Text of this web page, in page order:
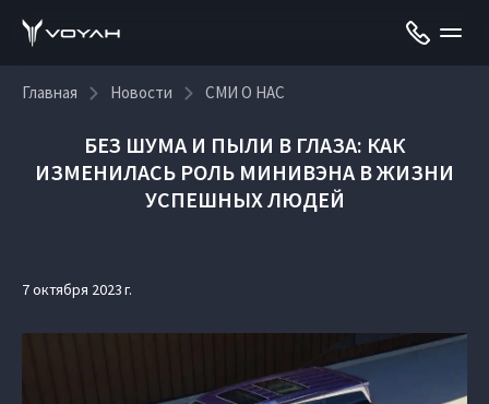
Главная Новости СМИ О НАС
БЕЗ ШУМА И ПЫЛИ В ГЛАЗА: КАК
ИЗМЕНИЛАСЬ РОЛЬ МИНИВЭНА В ЖИЗНИ
УСПЕШНЫХ ЛЮДЕЙ
7 октября 2023 г.